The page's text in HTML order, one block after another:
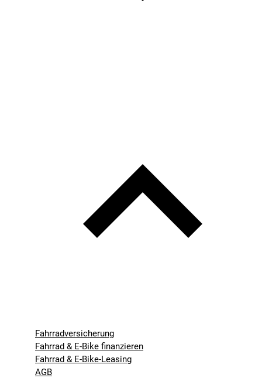
Fahrradversicherung
Fahrrad & E-Bike finanzieren
Fahrrad & E-Bike-Leasing
AGB